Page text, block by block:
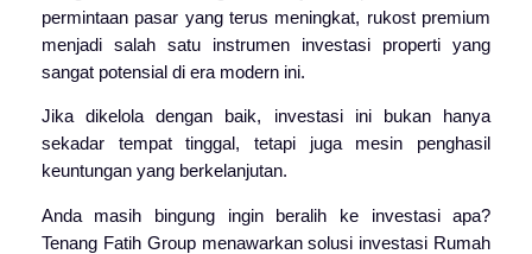
permintaan pasar yang terus meningkat, rukost premium
menjadi salah satu instrumen investasi properti yang
sangat potensial di era modern ini.
Jika dikelola dengan baik, investasi ini bukan hanya
sekadar tempat tinggal, tetapi juga mesin penghasil
keuntungan yang berkelanjutan.
Anda masih bingung ingin beralih ke investasi apa?
Tenang Fatih Group menawarkan solusi investasi Rumah